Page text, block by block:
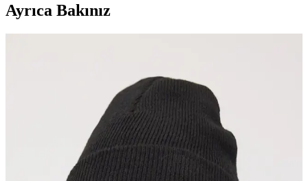
Ayrıca Bakınız
Umee nefes alabilen bere, hafifliği ve şıklığıyla günlük kullanım için
ideal. Ayarlanabilir yapısı ve yüksek kaliteli pamuk malzemesiyle
rahatlık sağlar, çeşitli renk seçenekleriyle tarzınıza uyum sağlar.
Ritagarcia ve Vemod Bere Karşılaştırması: Kış
Ayları İçin Sıcak ve Şık Seçenekler